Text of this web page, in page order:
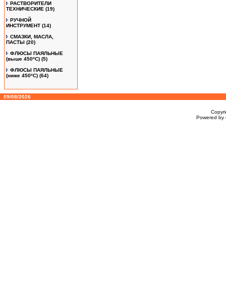
РАСТВОРИТЕЛИ
ТЕХНИЧЕСКИЕ (19)
РУЧНОЙ
ИНСТРУМЕНТ (14)
СМАЗКИ, МАСЛА,
ПАСТЫ (20)
ФЛЮСЫ ПАЯЛЬНЫЕ
(выше 450ºC) (5)
ФЛЮСЫ ПАЯЛЬНЫЕ
(ниже 450ºC) (64)
09/08/2026
Powered by